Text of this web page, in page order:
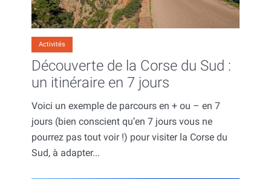
Activités
Découverte de la Corse du Sud :
un itinéraire en 7 jours
Voici un exemple de parcours en + ou – en 7
jours (bien conscient qu’en 7 jours vous ne
pourrez pas tout voir !) pour visiter la Corse du
Sud, à adapter...